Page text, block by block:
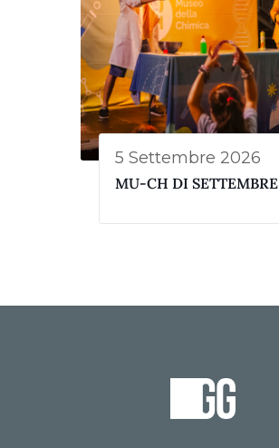
5 Settembre 2026
MU-CH DI SETTEMBRE